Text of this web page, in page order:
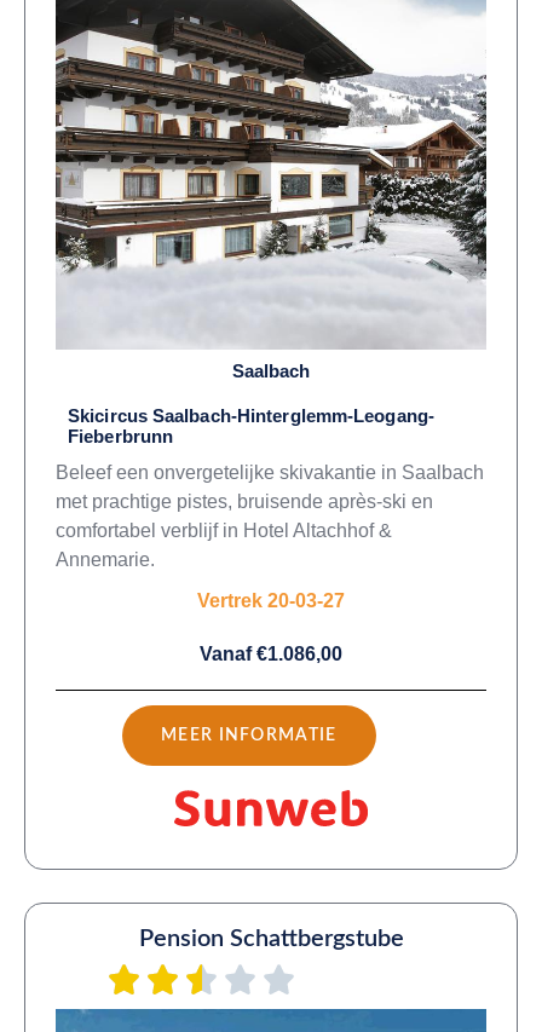
Saalbach
Skicircus Saalbach-Hinterglemm-Leogang-
Fieberbrunn
Beleef een onvergetelijke skivakantie in Saalbach
met prachtige pistes, bruisende après-ski en
comfortabel verblijf in Hotel Altachhof &
Annemarie.
Vertrek 20-03-27
Vanaf €1.086,00
MEER INFORMATIE
Pension Schattbergstube